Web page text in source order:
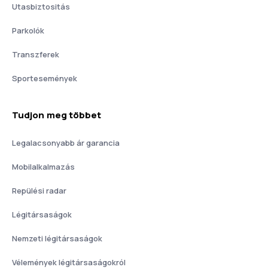
Utasbiztositás
Parkolók
Transzferek
Sportesemények
Tudjon meg többet
Legalacsonyabb ár garancia
Mobilalkalmazás
Repülési radar
Légitársaságok
Nemzeti légitársaságok
Vélemények légitársaságokról